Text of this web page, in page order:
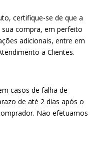
certifique-se de que a
compra, em perfeito
adicionais, entre em
a Clientes.
casos de falha de
de até 2 dias após o
Não efetuamos